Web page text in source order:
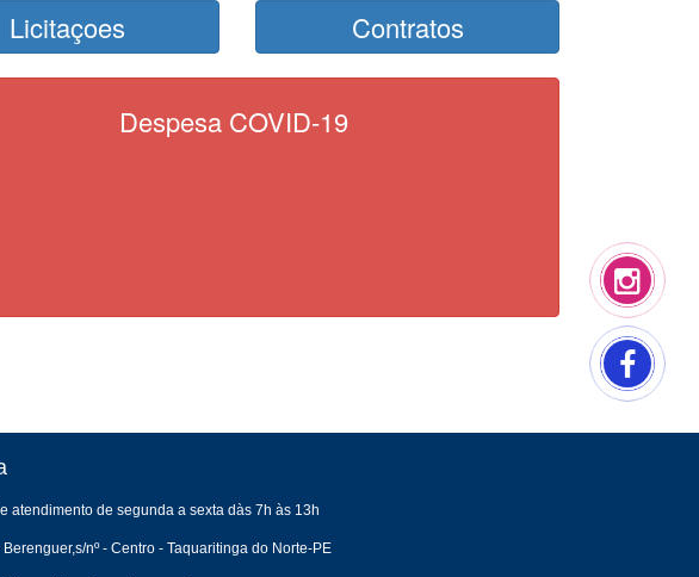
Licitaçoes Contratos
Despesa COVID-19
atendimento de segunda a sexta dàs 7h às 13h
nº - Centro - Taquaritinga do Norte-PE